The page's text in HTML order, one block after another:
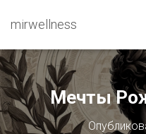
mirwellness
Мечты